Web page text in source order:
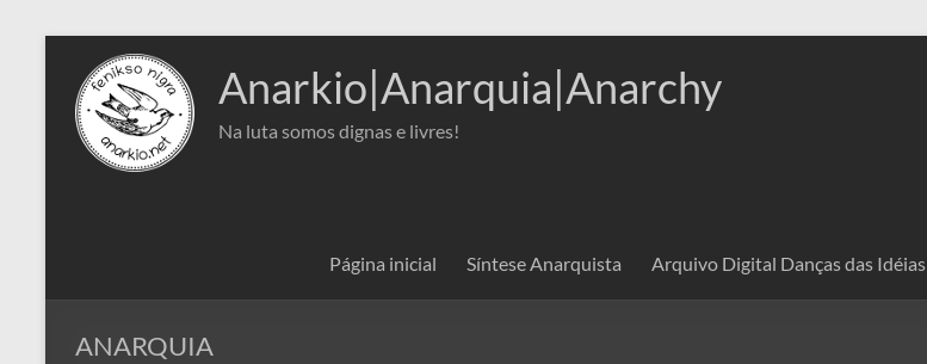
conteúdo
Anarkio|Anarquia|Anarchy
Na luta somos dignas e livres!
Página inicial Síntese Anarquista Arquivo Digital Danças das Idéias
ANARQUIA